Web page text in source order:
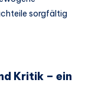
sorgfältig
Kritik – ein